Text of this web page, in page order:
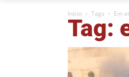
Início Tags Em
Tag: